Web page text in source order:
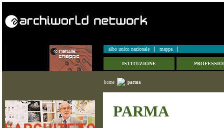
albo unico nazionale mappa
ISTITUZIONE
home parma
PARMA